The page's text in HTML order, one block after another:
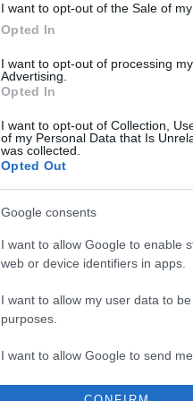
I want to opt-out of the Sale of
Opted In
I want to opt-out of processing
Advertising.
Opted In
I want to opt-out of Collection,
of my Personal Data that Is
was collected.
Opted Out
Google consents
I want to allow Google to enable
web or device identifiers in apps.
I want to allow my user data to
purposes.
I want to allow Google to send
I want to allow Google to enable
Szemmel láthatóan
beszámolók
Mellbevágó
bűnözőként és
önéletrajzában.
2014. 09. 11.